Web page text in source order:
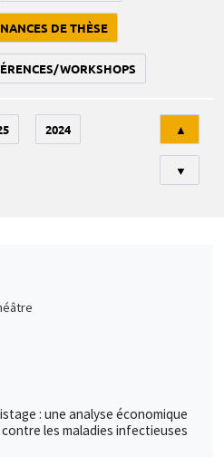
DE THÈSE
WORKSHOPS
2024 ▲
▼
: une analyse économique
les maladies infectieuses